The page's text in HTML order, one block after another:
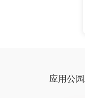
应用公